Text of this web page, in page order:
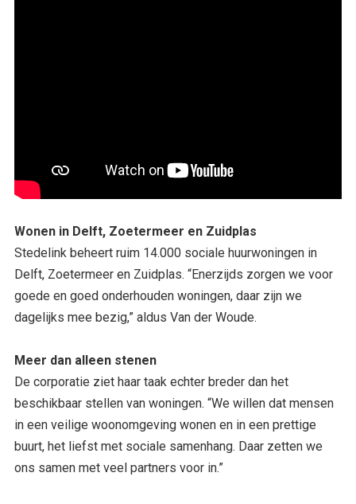
Wonen in Delft, Zoetermeer en Zuidplas
Stedelink beheert ruim 14.000 sociale huurwoningen in
Delft, Zoetermeer en Zuidplas. “Enerzijds zorgen we voor
goede en goed onderhouden woningen, daar zijn we
dagelijks mee bezig,” aldus Van der Woude.
Meer dan alleen stenen
De corporatie ziet haar taak echter breder dan het
beschikbaar stellen van woningen. “We willen dat mensen
in een veilige woonomgeving wonen en in een prettige
buurt, het liefst met sociale samenhang. Daar zetten we
ons samen met veel partners voor in.”